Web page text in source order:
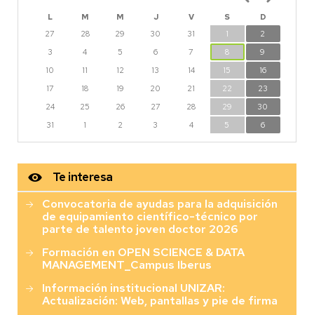
L M M J V S
D
27
28 29 30 31 1
2
3
4 5 6 7 8
9
10
11 12 13 14 15
16
17
18 19 20 21 22
23
24
25 26 27 28 29
30
31
1 2 3 4 5 6
Te interesa
Convocatoria de ayudas para la adquisición
de equipamiento científico-técnico por
parte de talento joven doctor 2026
Formación en OPEN SCIENCE & DATA
MANAGEMENT_Campus Iberus
Información institucional UNIZAR:
Actualización: Web, pantallas y pie de firma